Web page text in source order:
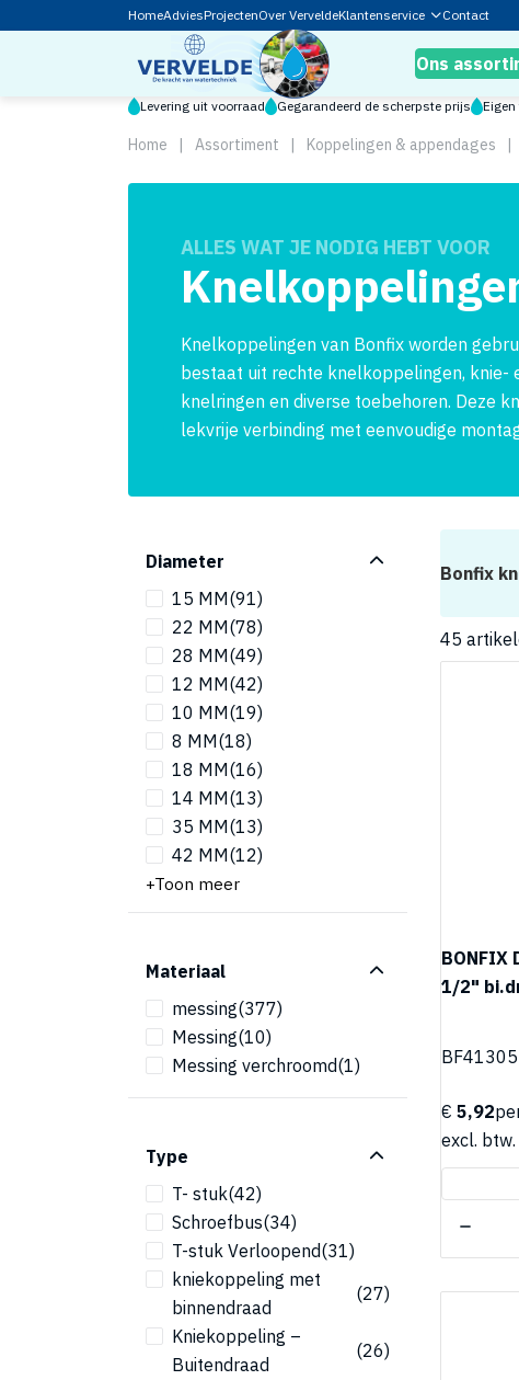
HomeAdviesProjectenOver VerveldeKlantenservice Contact
Ons
Levering uit voorraad Gegarandeerd de scherpste prijs
Home | Assortiment | Koppelingen & appendages |
ALLES WAT JE NODIG HEBT VOOR
Knelkoppelingen van Bonfix worden
bestaat uit rechte knelkoppelingen,
knelringen en diverse toebehoren. Deze
lekvrije verbinding met eenvoudige
Diameter
15 MM(91)
22 MM(78)
28 MM(49)
12 MM(42)
10 MM(19)
8 MM(18)
18 MM(16)
14 MM(13)
35 MM(13)
42 MM(12)
Toon meer
Materiaal
messing(377)
Messing(10)
Messing verchroomd(1)
Type
T- stuk(42)
Schroefbus(34)
T-stuk Verloopend(31)
kniekoppeling met
binnendraad
(27)
Kniekoppeling –
Buitendraad
(26)
Bonfix
45
BONFIX
1/2"
BF41305
€ 5,92
excl. btw.